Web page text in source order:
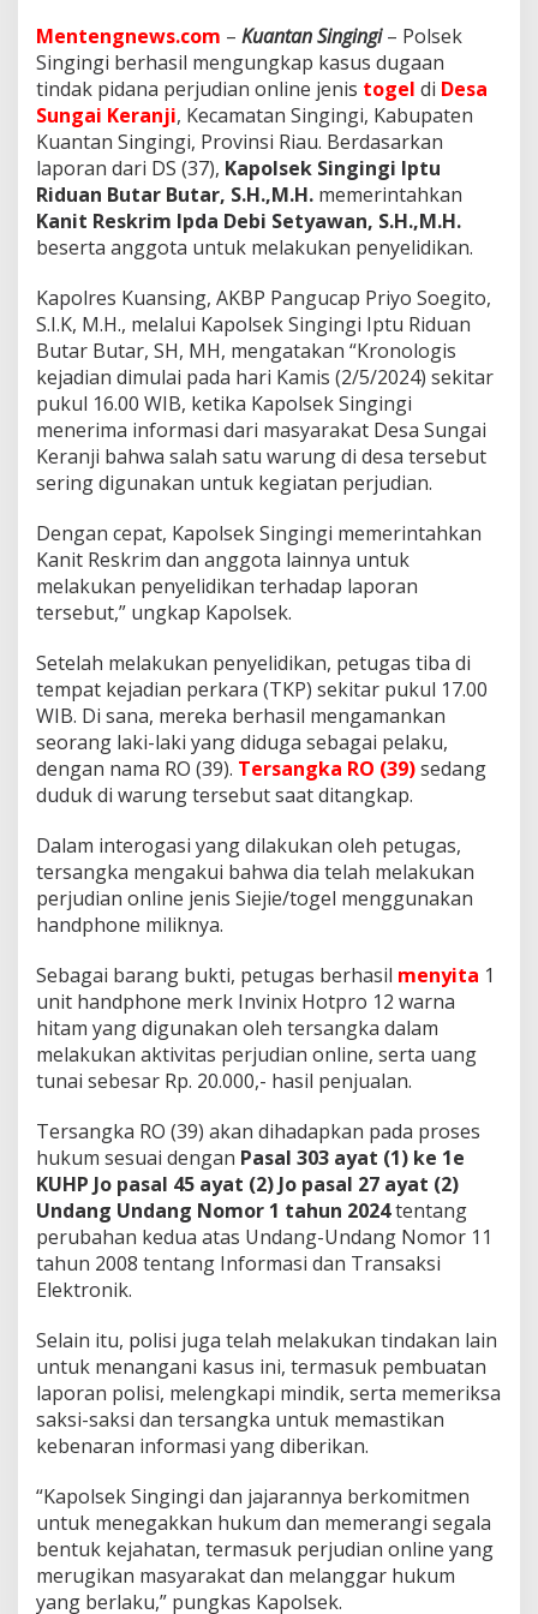
a
n
j
i
S
i
n
g
n
D
i
S
i
a
t
H
a
i
s
P
o
l
e
k
S
i
n
g
i
n
i
Mentengnews.com – Kuantan Singingi – Polsek
Singingi berhasil mengungkap kasus dugaan
tindak pidana perjudian online jenis togel di Desa
Sungai Keranji, Kecamatan Singingi, Kabupaten
Kuantan Singingi, Provinsi Riau. Berdasarkan
laporan dari DS (37), Kapolsek Singingi Iptu
Riduan Butar Butar, S.H.,M.H. memerintahkan
Kanit Reskrim Ipda Debi Setyawan, S.H.,M.H.
beserta anggota untuk melakukan penyelidikan.
Kapolres Kuansing, AKBP Pangucap Priyo Soegito,
S.I.K, M.H., melalui Kapolsek Singingi Iptu Riduan
Butar Butar, SH, MH, mengatakan “Kronologis
kejadian dimulai pada hari Kamis (2/5/2024) sekitar
pukul 16.00 WIB, ketika Kapolsek Singingi
menerima informasi dari masyarakat Desa Sungai
Keranji bahwa salah satu warung di desa tersebut
sering digunakan untuk kegiatan perjudian.
Dengan cepat, Kapolsek Singingi memerintahkan
Kanit Reskrim dan anggota lainnya untuk
melakukan penyelidikan terhadap laporan
tersebut,” ungkap Kapolsek.
Setelah melakukan penyelidikan, petugas tiba di
tempat kejadian perkara (TKP) sekitar pukul 17.00
WIB. Di sana, mereka berhasil mengamankan
seorang laki-laki yang diduga sebagai pelaku,
dengan nama RO (39). Tersangka RO (39)sedang
duduk di warung tersebut saat ditangkap.
Dalam interogasi yang dilakukan oleh petugas,
tersangka mengakui bahwa dia telah melakukan
perjudian online jenis Siejie/togel menggunakan
handphone miliknya.
Sebagai barang bukti, petugas berhasil menyita 1
unit handphone merk Invinix Hotpro 12 warna
hitam yang digunakan oleh tersangka dalam
melakukan aktivitas perjudian online, serta uang
tunai sebesar Rp. 20.000,- hasil penjualan.
Tersangka RO (39) akan dihadapkan pada proses
hukum sesuai dengan Pasal 303 ayat (1) ke 1e
KUHP Jo pasal 45 ayat (2) Jo pasal 27 ayat (2)
Undang Undang Nomor 1 tahun 2024tentang
perubahan kedua atas Undang-Undang Nomor 11
tahun 2008 tentang Informasi dan Transaksi
Elektronik.
Selain itu, polisi juga telah melakukan tindakan lain
untuk menangani kasus ini, termasuk pembuatan
laporan polisi, melengkapi mindik, serta memeriksa
saksi-saksi dan tersangka untuk memastikan
kebenaran informasi yang diberikan.
“Kapolsek Singingi dan jajarannya berkomitmen
untuk menegakkan hukum dan memerangi segala
bentuk kejahatan, termasuk perjudian online yang
merugikan masyarakat dan melanggar hukum
yang berlaku,” pungkas Kapolsek.